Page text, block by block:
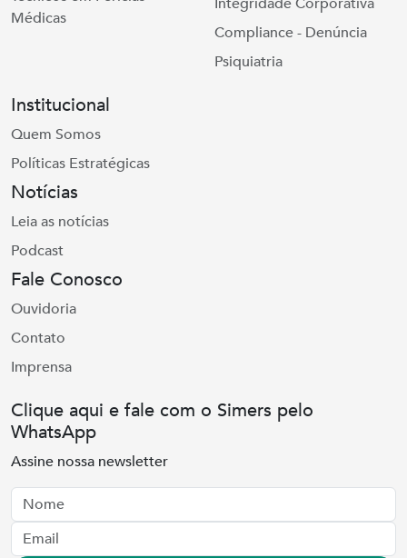
Médicas
Compliance - Denúncia
Psiquiatria
Institucional
Quem Somos
Políticas Estratégicas
Notícias
Leia as notícias
Podcast
Fale Conosco
Ouvidoria
Contato
Imprensa
Clique aqui e fale com o Simers pelo
WhatsApp
Assine nossa newsletter
Nome
Email